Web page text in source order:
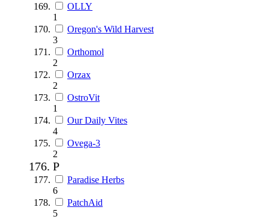
OLLY
1
Oregon's Wild Harvest
3
Orthomol
2
Orzax
2
OstroVit
1
Our Daily Vites
4
Ovega-3
2
P
Paradise Herbs
6
PatchAid
5